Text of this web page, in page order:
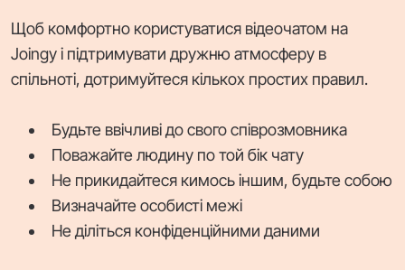
Щоб комфортно користуватися відеочатом на
Joingy і підтримувати дружню атмосферу в
спільноті, дотримуйтеся кількох простих правил.
Будьте ввічливі до свого співрозмовника
Поважайте людину по той бік чату
Не прикидайтеся кимось іншим, будьте собою
Визначайте особисті межі
Не діліться конфіденційними даними